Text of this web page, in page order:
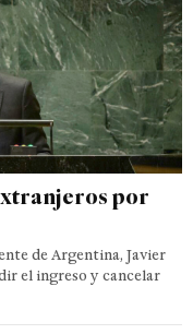
por
de Argentina, Javier
el ingreso y cancelar